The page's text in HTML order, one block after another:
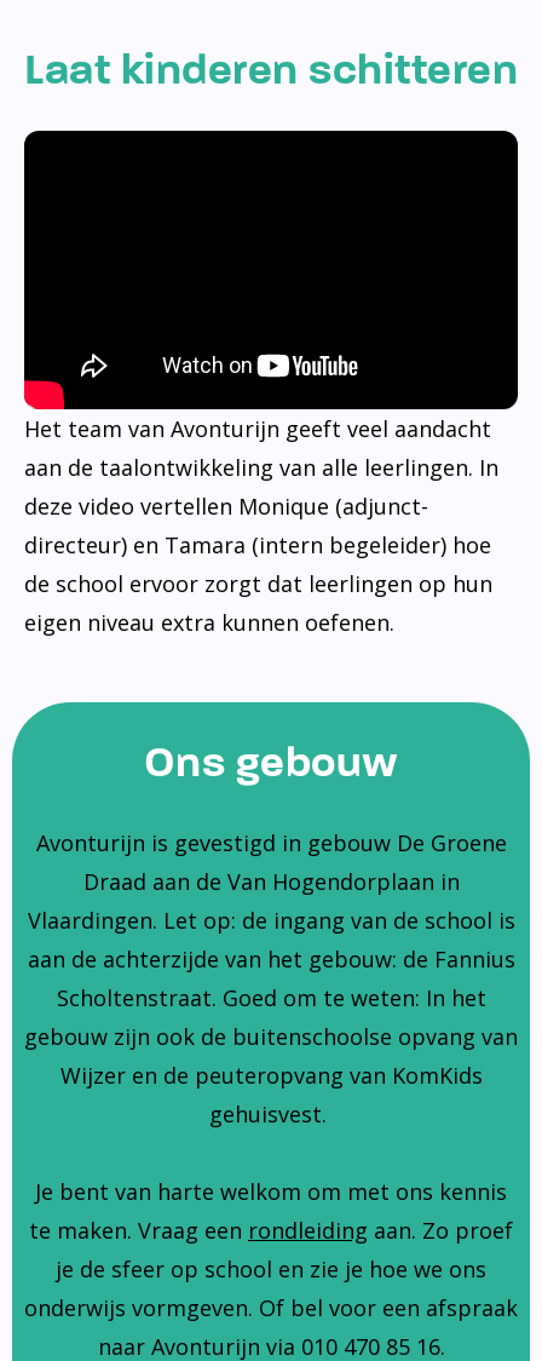
Laat kinderen schitteren
Het team van Avonturijn geeft veel aandacht
aan de taalontwikkeling van alle leerlingen. In
deze video vertellen Monique (adjunct-
directeur) en Tamara (intern begeleider) hoe
de school ervoor zorgt dat leerlingen op hun
eigen niveau extra kunnen oefenen.
Ons gebouw
Avonturijn is gevestigd in gebouw De Groene
Draad aan de Van Hogendorplaan in
Vlaardingen. Let op: de ingang van de school is
aan de achterzijde van het gebouw: de Fannius
Scholtenstraat. Goed om te weten: In het
gebouw zijn ook de buitenschoolse opvang van
Wijzer en de peuteropvang van KomKids
gehuisvest.
Je bent van harte welkom om met ons kennis
te maken. Vraag een rondleiding aan. Zo proef
je de sfeer op school en zie je hoe we ons
onderwijs vormgeven. Of bel voor een afspraak
naar Avonturijn via 010 470 85 16.